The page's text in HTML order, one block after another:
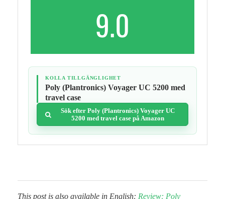
9.0
KOLLA TILLGÄNGLIGHET
Poly (Plantronics) Voyager UC 5200 med
travel case
Sök efter Poly (Plantronics) Voyager UC
5200 med travel case på Amazon
This post is also available in English: Review: Poly